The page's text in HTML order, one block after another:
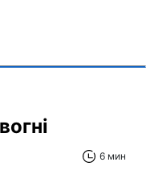
6 мин